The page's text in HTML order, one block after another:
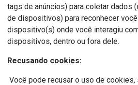
tags de anúncios) para coletar dados
de dispositivos) para reconhecer
dispositivo(s) onde você interagiu
dispositivos, dentro ou fora dele.
Recusando cookies:
Você pode recusar o uso de cookies,